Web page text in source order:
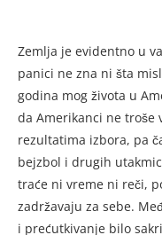
Zemlja je evidentno u
panici ne zna ni šta
godina mog života u
da Amerikanci ne troše
rezultatima izbora, pa
bejzbol i drugih
traće ni vreme ni reči,
zadržavaju za sebe.
i prećutkivanje bilo